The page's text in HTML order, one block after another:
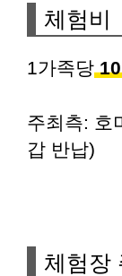
체험비
1가족당
주최측: 호
갑 반납)
체험장